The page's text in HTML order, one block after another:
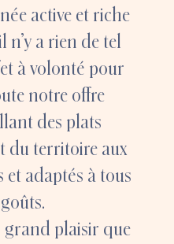
active et riche
n’y a rien de tel
à volonté pour
notre offre
des plats
du territoire aux
adaptés à tous
grand plaisir que